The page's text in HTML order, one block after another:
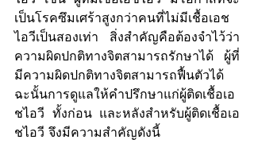
เป็นโรคซึมเศร้าสูงกว่าคนที่ไม่มีเชื้อเอช
ไอวีเป็นสองเท่า สิ่งสำคัญคือต้องจำไว้ว่า
ความผิดปกติทางจิตสามารถรักษาได้ ผู้ที่
มีความผิดปกติทางจิตสามารถฟื้นตัวได้
ฉะนั้นการดูแลให้คำปรึกษาแก่ผู้ติดเชื้อเอ
ชไอวี ทั้งก่อน และหลังสำหรับผู้ติดเชื้อเอ
ชไอวี จึงมีความสำคัญดังนี้